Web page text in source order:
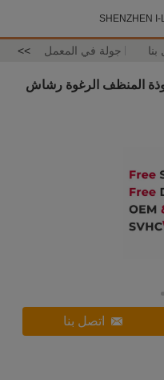
SHENZHEN I-
جولة في المعمل >>
المنظف الرغوة رشاش
اتصل بنا